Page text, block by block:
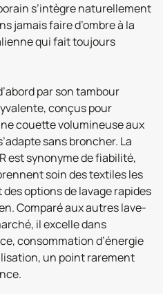
s’intègre naturellement
jamais faire d’ombre à la
qui fait toujours
par son tambour
conçus pour
couette volumineuse aux
sans broncher. La
est synonyme de fiabilité,
soin des textiles les
options de lavage rapides
Comparé aux autres lave-
il excelle dans
consommation d’énergie
un point rarement